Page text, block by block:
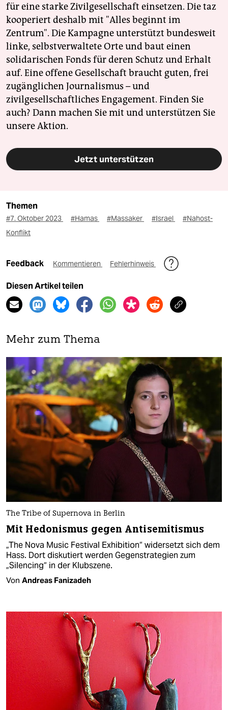
für eine starke Zivilgesellschaft einsetzen. Die taz
kooperiert deshalb mit "Alles beginnt im
Zentrum". Die Kampagne unterstützt bundesweit
linke, selbstverwaltete Orte und baut einen
solidarischen Fonds für deren Schutz und Erhalt
auf. Eine offene Gesellschaft braucht guten, frei
zugänglichen Journalismus – und
zivilgesellschaftliches Engagement. Finden Sie
auch? Dann machen Sie mit und unterstützen Sie
unsere Aktion.
Jetzt unterstützen
Themen
#7. Oktober 2023 #Hamas #Massaker #Israel
#Nahost-
Konflikt
Feedback Kommentieren Fehlerhinweis
Diesen Artikel teilen
Mehr zum Thema
The Tribe of Supernova in Berlin
Mit Hedonismus gegen Antisemitismus
„The Nova Music Festival Exhibition“ widersetzt sich dem
Hass. Dort diskutiert werden Gegenstrategien zum
„Silencing“ in der Klubszene.
Von Andreas Fanizadeh